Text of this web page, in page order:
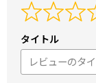
タイトル